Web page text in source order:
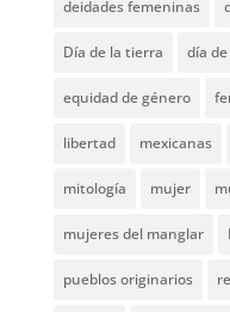
deidades femeninas
Día de la tierra día
equidad de género
libertad mexicanas
mitología mujer
mujeres del manglar
pueblos originarios